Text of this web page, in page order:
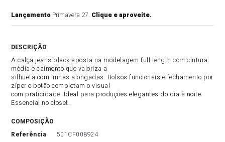
Lançamento Primavera 27. Clique e aproveite.
A calça jeans black aposta na modelagem full length com cintura
média e caimento que valoriza a
silhueta com linhas alongadas. Bolsos funcionais e fechamento por
zíper e botão completam o visual
com praticidade. Ideal para produções elegantes do dia à noite.
Essencial no closet.
COMPOSIÇÃO
referência
501CF008924